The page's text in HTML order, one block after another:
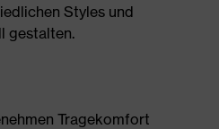
Styles und
gestalten.
Tragekomfort